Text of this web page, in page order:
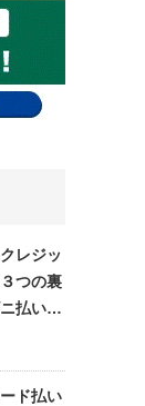
レジッ
つの裏
ニ払い…
ド払い